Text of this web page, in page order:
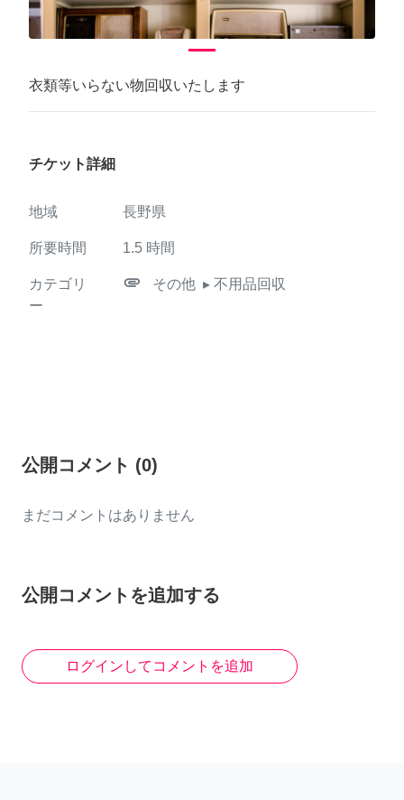
衣類等いらない物回収いたします
チケット詳細
地域 長野県
所要時間 1.5 時間
カテゴリ
ー
attachment その他 ▸ 不用品回収
公開コメント (0)
まだコメントはありません
公開コメントを追加する
ログインしてコメントを追加